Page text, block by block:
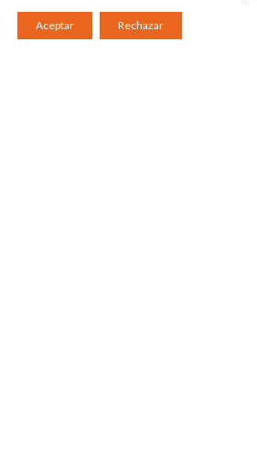
Aceptar Rechazar